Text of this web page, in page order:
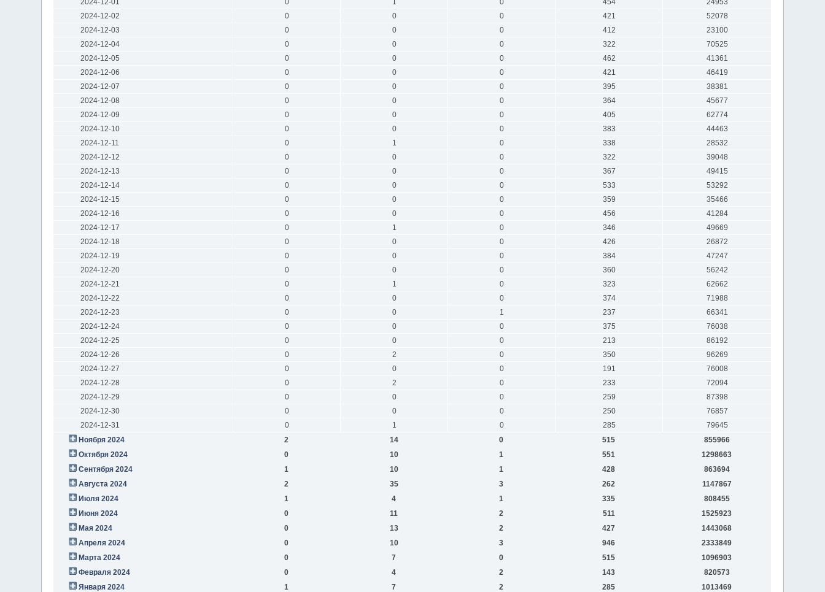
2024-12-01
0 1 0 454
24953
2024-12-02
0 0 0 421
52078
2024-12-03
0 0 0 412
23100
2024-12-04
0 0 0 322
70525
2024-12-05
0 0 0 462
41361
2024-12-06
0 0 0 421
46419
2024-12-07
0 0 0 395
38381
2024-12-08
0 0 0 364
45677
2024-12-09
0 0 0 405
62774
2024-12-10
0 0 0 383
44463
2024-12-11
0 1 0 338
28532
2024-12-12
0 0 0 322
39048
2024-12-13
0 0 0 367
49415
2024-12-14
0 0 0 533
53292
2024-12-15
0 0 0 359
35466
2024-12-16
0 0 0 456
41284
2024-12-17
0 1 0 346
49669
2024-12-18
0 0 0 426
26872
2024-12-19
0 0 0 384
47247
2024-12-20
0 0 0 360
56242
2024-12-21
0 1 0 323
62662
2024-12-22
0 0 0 374
71988
2024-12-23
0 0 1 237
66341
2024-12-24
0 0 0 375
76038
2024-12-25
0 0 0 213
86192
2024-12-26
0 2 0 350
96269
2024-12-27
0 0 0 191
76008
2024-12-28
0 2 0 233
72094
2024-12-29
0 0 0 259
87398
2024-12-30
0 0 0 250
76857
2024-12-31
0 1 0 285
79645
Ноября 2024
2 14 0 515
855966
Октября 2024
0 10 1 551
1298663
Сентября 2024
1 10 1 428
863694
Августа 2024
2 35 3 262
1147867
Июля 2024
1 4 1 335
808455
Июня 2024
0 11 2 511
1525923
Мая 2024
0 13 2 427
1443068
Апреля 2024
0 10 3 946
2333849
Марта 2024
0 7 0 515
1096903
Февраля 2024
0 4 2 143
820573
Января 2024
1 7 2 285
1013469